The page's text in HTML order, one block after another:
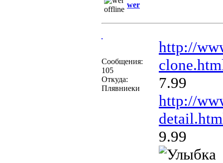
wer
Сообщения:
105
Откуда:
Плявниеки
http://
7.99
http://
9.99